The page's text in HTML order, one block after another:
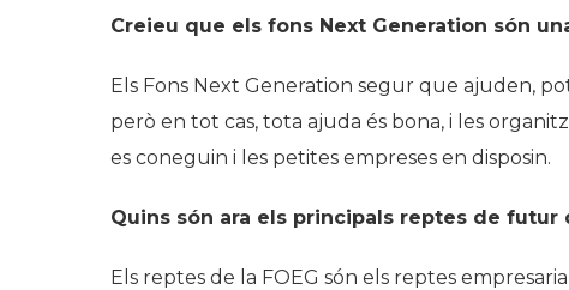
Creieu que els fons Next Generation són
Els Fons Next Generation segur que ajuden,
però en tot cas, tota ajuda és bona, i les
es coneguin i les petites empreses en disposin.
Quins són ara els principals reptes de futur
Els reptes de la FOEG són els reptes